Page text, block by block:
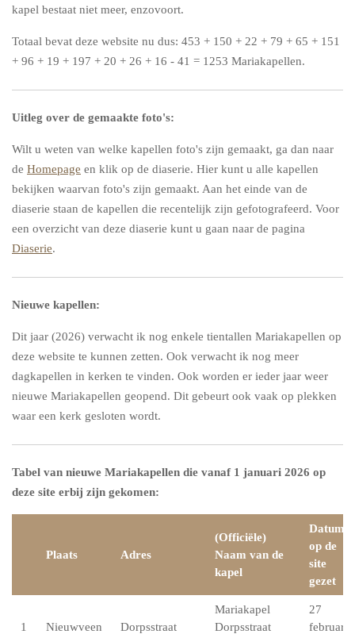
kapel bestaat niet meer, enzovoort.
Totaal bevat deze website nu dus: 453 + 150 + 22 + 79 + 65 + 151
+ 96 + 19 + 197 + 20 + 26 + 16 - 41 = 1253 Mariakapellen.
Uitleg over de gemaakte foto's:
Wilt u weten van welke kapellen foto's zijn gemaakt, ga dan naar
de Homepage en klik op de diaserie. Hier kunt u alle kapellen
bekijken waarvan foto's zijn gemaakt. Aan het einde van de
diaserie staan de kapellen die recentelijk zijn gefotografeerd. Voor
een overzicht van deze diaserie kunt u gaan naar de pagina
Diaserie.
Nieuwe kapellen:
Dit jaar (2026) verwacht ik nog enkele tientallen Mariakapellen op
deze website te kunnen zetten. Ook verwacht ik nog meer
dagkapellen in kerken te vinden. Ook worden er ieder jaar weer
nieuwe Mariakapellen geopend. Dit gebeurt ook vaak op plekken
waar een kerk gesloten wordt.
Tabel van nieuwe Mariakapellen die vanaf 1 januari 2026 op
deze site erbij zijn gekomen:
Plaats Adres
(Officiële)
Naam van de
kapel
Datum
op de
site
gezet
1 Nieuwveen Dorpsstraat
Mariakapel
Dorpsstraat
27
februari